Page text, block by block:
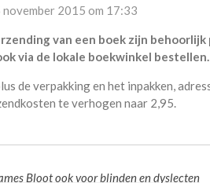
november 2015 om 17:33
van een boek zijn
via de lokale boekwinkel bestellen.
de verpakking en het inpakken,
te verhogen naar 2,95.
Bloot ook voor blinden en dyslecten